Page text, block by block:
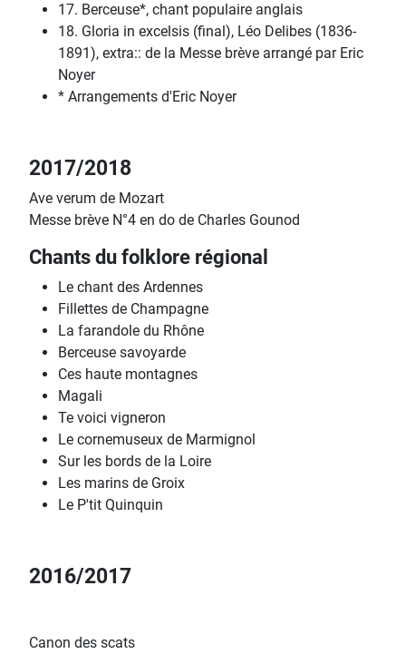
17. Berceuse*, chant populaire anglais
18. Gloria in excelsis (final), Léo Delibes (1836-
1891), extra:: de la Messe brève arrangé par Eric
Noyer
* Arrangements d'Eric Noyer
2017/2018
Ave verum de Mozart
Messe brève N°4 en do de Charles Gounod
Chants du folklore régional
Le chant des Ardennes
Fillettes de Champagne
La farandole du Rhône
Berceuse savoyarde
Ces haute montagnes
Magali
Te voici vigneron
Le cornemuseux de Marmignol
Sur les bords de la Loire
Les marins de Groix
Le P'tit Quinquin
2016/2017
Canon des scats